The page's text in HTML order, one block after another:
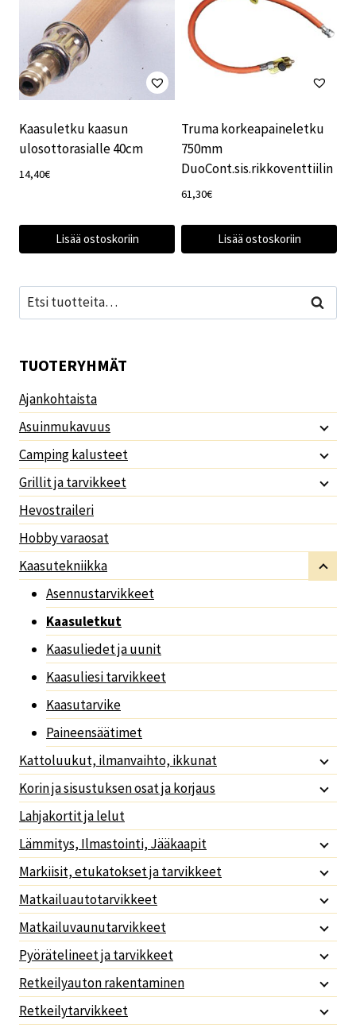
Kaasuletku kaasun
ulosottorasialle 40cm
14,40€
Lisää ostoskoriin
Truma korkeapaineletku
750mm
DuoCont.sis.rikkoventtiilin
61,30€
Lisää ostoskoriin
Etsi: Haku
TUOTERYHMÄT
Ajankohtaista
Asuinmukavuus
Camping kalusteet
Grillit ja tarvikkeet
Hevostraileri
Hobby varaosat
Kaasutekniikka
Asennustarvikkeet
Kaasuletkut
Kaasuliedet ja uunit
Kaasuliesi tarvikkeet
Kaasutarvike
Paineensäätimet
Kattoluukut, ilmanvaihto, ikkunat
Korin ja sisustuksen osat ja korjaus
Lahjakortit ja lelut
Lämmitys, Ilmastointi, Jääkaapit
Markiisit, etukatokset ja tarvikkeet
Matkailuautotarvikkeet
Matkailuvaunutarvikkeet
Pyörätelineet ja tarvikkeet
Retkeilyauton rakentaminen
Retkeilytarvikkeet